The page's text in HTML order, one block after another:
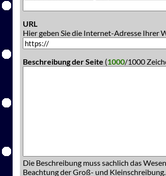
URL
Hier geben Sie die Internet-Adresse Ihrer
Beschreibung der Seite (1000/1000
Die Beschreibung muss sachlich das
Beachtung der Groß- und Kleinschreibung.